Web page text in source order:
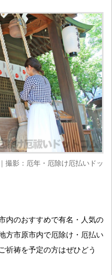
撮影：厄年・厄除け厄払いドッ
内のおすすめで有名・人気の
方市原市内で厄除け・厄払い
祈祷を予定の方はぜひどう